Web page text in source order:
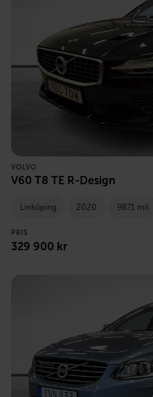
VOLVO
V60 T8 TE R-Design
Linköping 2020 9871 mil
PRIS
329 900 kr